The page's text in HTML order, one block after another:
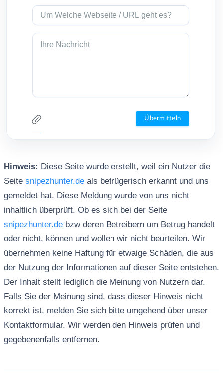
Hinweis: Diese Seite wurde erstellt, weil ein Nutzer die
Seite snipezhunter.deals betrügerisch erkannt und uns
gemeldet hat. Diese Meldung wurde von uns nicht
inhaltlich überprüft. Ob es sich bei der Seite
snipezhunter.debzw deren Betreibern um Betrug handelt
oder nicht, können und wollen wir nicht beurteilen. Wir
übernehmen keine Haftung für etwaige Schäden, die aus
der Nutzung der Informationen auf dieser Seite entstehen.
Der Inhalt stellt lediglich die Meinung von Nutzern dar.
Falls Sie der Meinung sind, dass dieser Hinweis nicht
korrekt ist, melden Sie sich bitte umgehend über unser
Kontaktformular. Wir werden den Hinweis prüfen und
gegebenenfalls entfernen.